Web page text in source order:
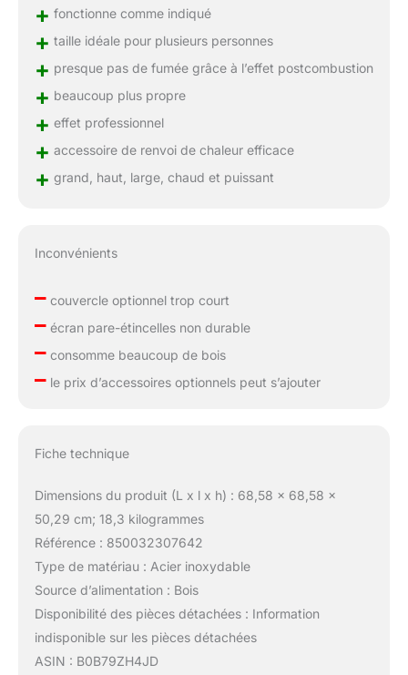
+ fonctionne comme indiqué
+ taille idéale pour plusieurs personnes
+ presque pas de fumée grâce à l’effet postcombustion
+ beaucoup plus propre
+ effet professionnel
+ accessoire de renvoi de chaleur efficace
+ grand, haut, large, chaud et puissant
Inconvénients
–couvercle optionnel trop court
–écran pare-étincelles non durable
–consomme beaucoup de bois
–le prix d’accessoires optionnels peut s’ajouter
Fiche technique
Dimensions du produit (L x l x h) : 68,58 x 68,58 x
50,29 cm; 18,3 kilogrammes
Référence : 850032307642
Type de matériau : Acier inoxydable
Source d’alimentation : Bois
Disponibilité des pièces détachées : Information
indisponible sur les pièces détachées
ASIN : B0B79ZH4JD